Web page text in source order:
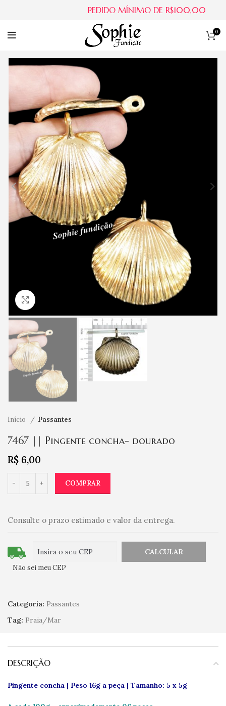
0
Início Passantes
7467 || Pingente concha- dourado
R$ 6,00
COMPRAR
Consulte o prazo estimado e valor da entrega.
Não sei meu CEP
Categoria: Passantes
Tag: Praia/Mar
DESCRIÇÃO
Pingente concha | Peso 16g a peça | Tamanho: 5 x 5g
PEDIDO MÍNIMO DE R$100,00